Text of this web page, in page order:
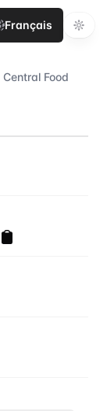
Français
Central Food